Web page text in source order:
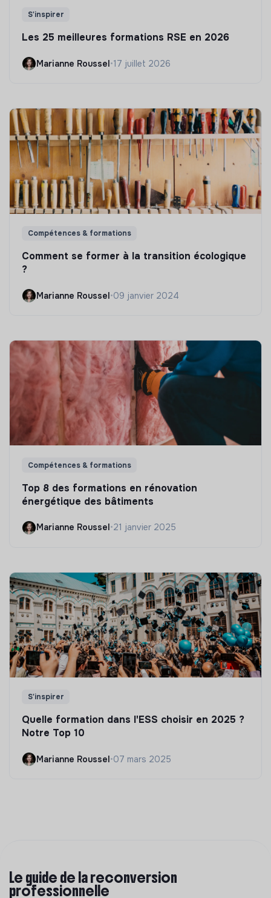
S'inspirer
Les 25 meilleures formations RSE en 2026
Marianne Roussel•17 juillet 2026
Compétences & formations
Comment se former à la transition écologique
?
Marianne Roussel•09 janvier 2024
Compétences & formations
Top 8 des formations en rénovation
énergétique des bâtiments
Marianne Roussel•21 janvier 2025
S'inspirer
Quelle formation dans l'ESS choisir en 2025 ?
Notre Top 10
Marianne Roussel•07 mars 2025
Le guide de la reconversion
professionnelle